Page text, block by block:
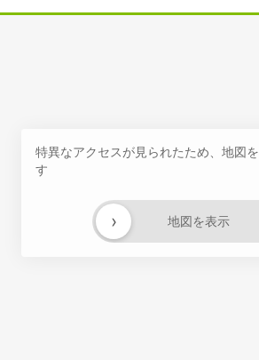
特異なアクセスが見られたため、地図
す
地図を表示
›